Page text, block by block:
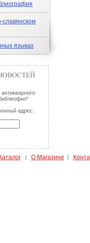
славянском
языках
адрес:
Каталог| О Магазине |